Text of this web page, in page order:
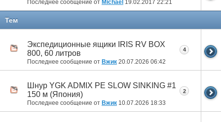
Последнее сообщение от Michael 19.02.2017 22:21
Тем
Экспедиционные ящики IRIS RV BOX
800, 60 литров
Последнее сообщение от Вжик 20.07.2026 06:42
4
Шнур YGK ADMIX PE SLOW SINKING #1
150 м (Япония)
Последнее сообщение от Вжик 10.07.2026 18:33
2